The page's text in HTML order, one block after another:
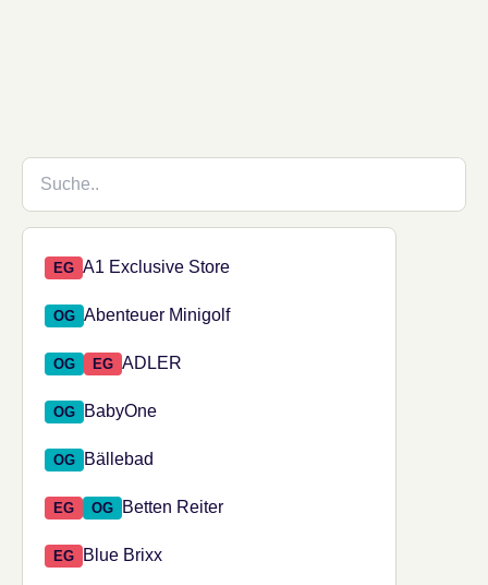
73 Shops verfügbar.
Shop aus den Suchergebnissen auswählen
EG A1 Exclusive Store
OG Abenteuer Minigolf
OG EG ADLER
OG BabyOne
OG Bällebad
EG OG Betten Reiter
EG Blue Brixx